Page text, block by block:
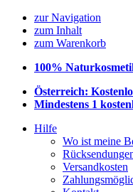
zur Navigation
zum Inhalt
zum Warenkorb
100%
Österreich:
Mindestens 1
Hilfe
Wo ist meine
Versandkosten